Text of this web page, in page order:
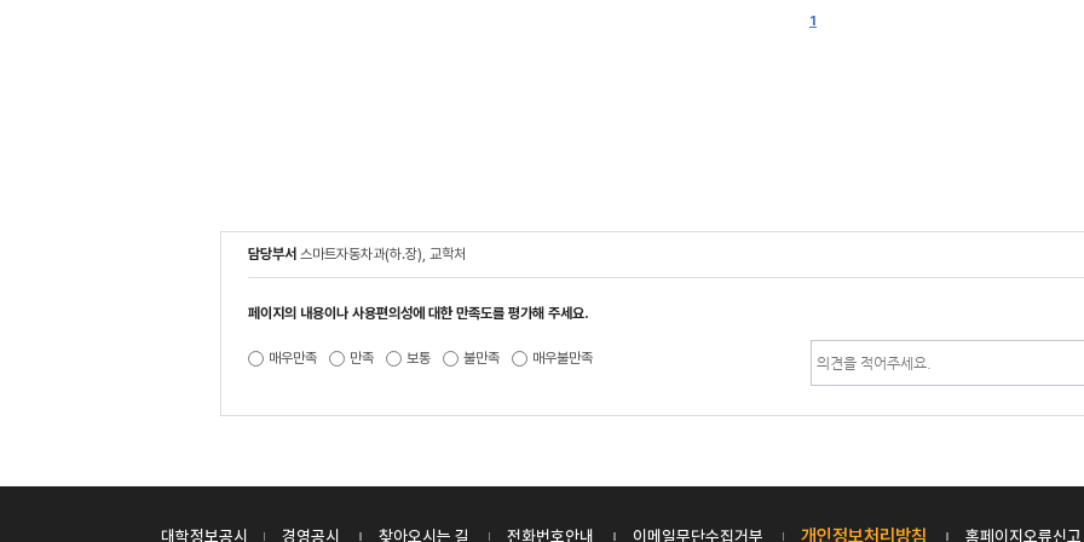
1
담당부서 스마트자동차과(하.장), 교학처
페이지의 내용이나 사용편의성에 대한 만족도를 평가해 주세요.
매우만족 만족 보통 불만족 매우불만족
대학정보공시 경영공시 찾아오시는 길 전화번호안내 이메일무단수집거부 개인정보처리방침 홈페이지오류신고